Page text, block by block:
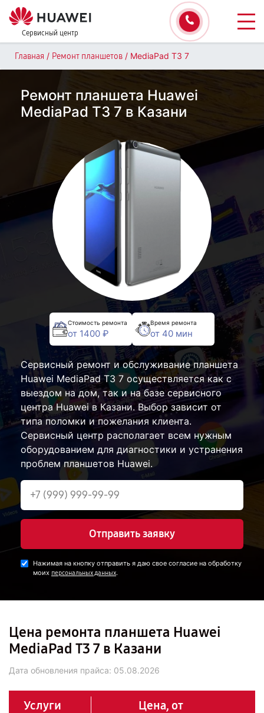
Сервисный центр
Главная / Ремонт планшетов / MediaPad T3 7
Ремонт планшета Huawei
MediaPad T3 7 в Казани
Стоимость ремонта
от 1400 ₽
Время ремонта
от 40 мин
Сервисный ремонт и обслуживание планшета
Huawei MediaPad T3 7 осуществляется как с
выездом на дом, так и на базе сервисного
центра Huawei в Казани. Выбор зависит от
типа поломки и пожелания клиента.
Сервисный центр располагает всем нужным
оборудованием для диагностики и устранения
проблем планшетов Huawei.
Отправить заявку
Нажимая на кнопку отправить я даю свое согласие на обработку
моих персональных данных.
Цена ремонта планшета Huawei
MediaPad T3 7 в Казани
Дата обновления прайса: 05.08.2026
Услуги Цена, от